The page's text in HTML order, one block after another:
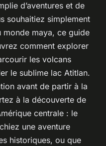
d’aventures et de
souhaitiez simplement
maya, ce guide
comment explorer
les volcans
le sublime lac Atitlan.
avant de partir à la
à la découverte de
centrale : le
une aventure
historiques, ou que